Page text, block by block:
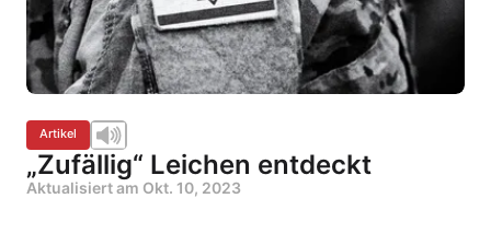
Artikel
„Zufällig“ Leichen entdeckt
Aktualisiert am Okt. 10, 2023